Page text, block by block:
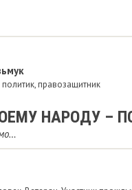
правозащитник
НАРОДУ –